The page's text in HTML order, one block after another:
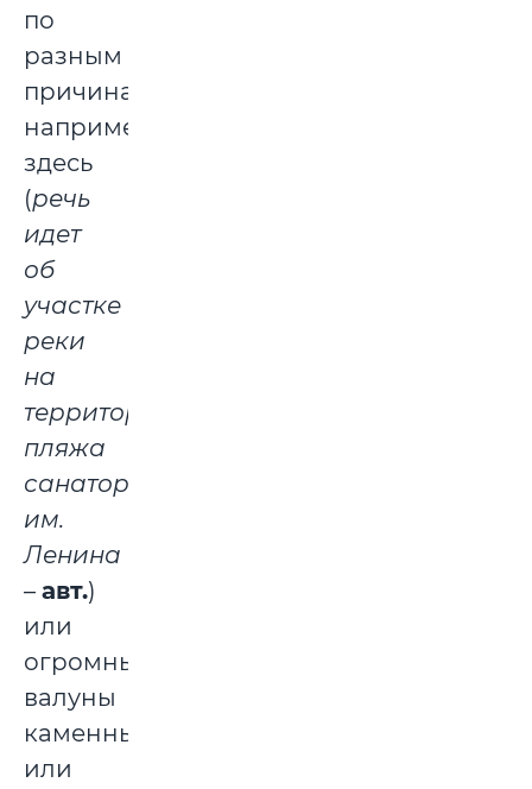
по
разным
причинам,
например,
здесь
(речь
идет
об
участке
реки
на
территории
пляжа
санатория
им.
Ленина
– авт.)
или
огромные
валуны
каменные,
или